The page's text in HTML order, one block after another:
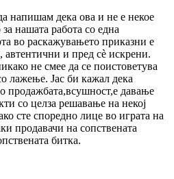
напишам дека ова и не е некое
нашата работа со една
во раскажувањето приказни е
и пред сѐ искрени.
не смее да се поистоветува
лажење. Јас би кажал дека
продажбата,всушност,е давање
со целза решавање на некој
сте споредно лице во играта на
продавачи на сопствената
битка.